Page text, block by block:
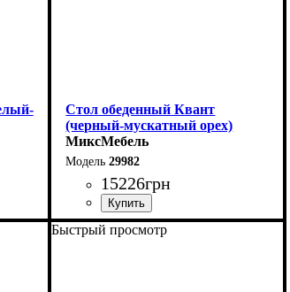
Стол обеденный Квант
(черный-мускатный орех)
МиксМебель
29982
15226грн
Быстрый просмотр